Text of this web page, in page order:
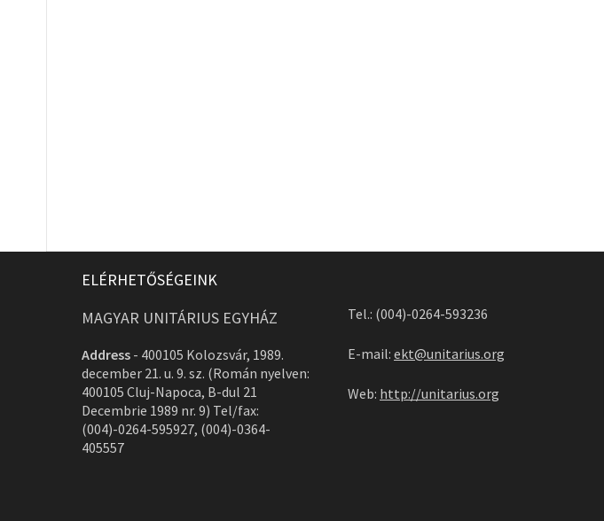
ELÉRHETŐSÉGEINK
MAGYAR UNITÁRIUS EGYHÁZ
Address - 400105 Kolozsvár, 1989.
december 21. u. 9. sz. (Román nyelven:
400105 Cluj-Napoca, B-dul 21
Decembrie 1989 nr. 9) Tel/fax:
(004)-0264-595927, (004)-0364-
405557
Tel.: (004)-0264-593236
E-mail: ekt@unitarius.org
Web: http://unitarius.org